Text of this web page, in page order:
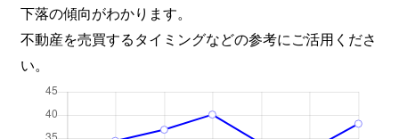
下落の傾向がわかります。
不動産を売買するタイミングなどの参考にご活用くださ
い。